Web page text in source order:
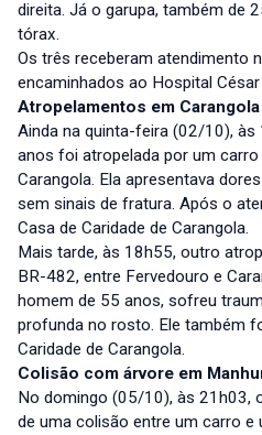
direita. Já o garupa, também de
tórax.
Os três receberam atendimento
encaminhados ao Hospital
Atropelamentos em Carangola
Ainda na quinta-feira (02/10), às
anos foi atropelada por um
Carangola. Ela apresentava
sem sinais de fratura. Após o
Casa de Caridade de Carangola.
Mais tarde, às 18h55, outro
BR-482, entre Fervedouro e
homem de 55 anos, sofreu
profunda no rosto. Ele também
Caridade de Carangola.
Colisão com árvore em
No domingo (05/10), às 21h03,
de uma colisão entre um carro e